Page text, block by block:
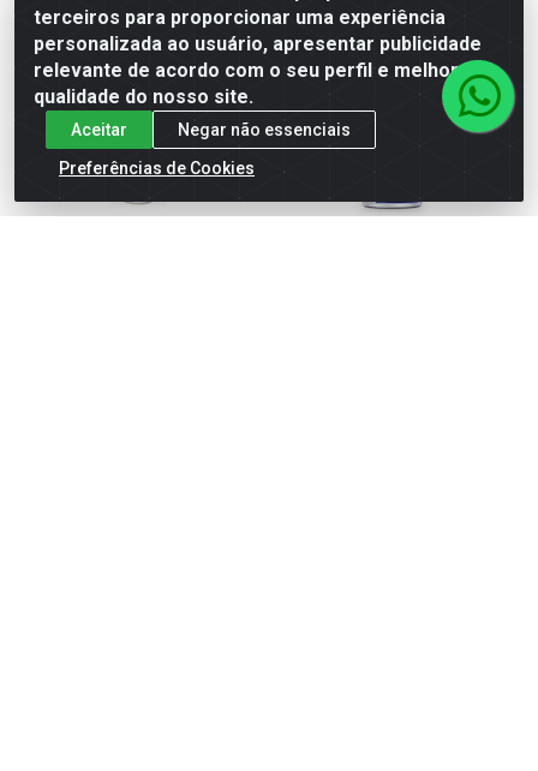
terceiros para proporcionar uma experiência
personalizada ao usuário, apresentar publicidade
relevante de acordo com o seu perfil e melhorar a
qualidade do nosso site.
Aceitar
Negar não essenciais
Preferências de Cookies